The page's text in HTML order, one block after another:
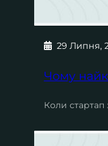
29 Липня,
Чому
Коли